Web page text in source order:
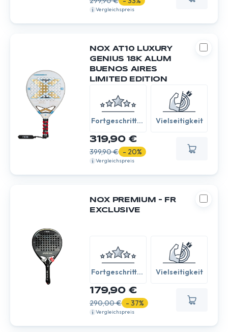
Vergleichspreis
NOX AT10 LUXURY
GENIUS 18K ALUM
BUENOS AIRES
LIMITED EDITION
Fortgeschritten
Vielseitigkeit
319,90 €
399,90 € - 20%
Vergleichspreis
NOX PREMIUM – FR
EXCLUSIVE
Fortgeschritten
Vielseitigkeit
179,90 €
290,00 € - 37%
Vergleichspreis